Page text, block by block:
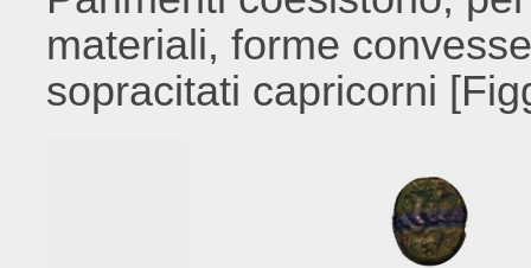
materiali, forme
sopracitati capricorni